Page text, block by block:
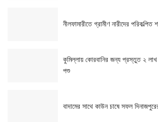
নীলফামারীতে গ্রামীণ নারীদের পরিকল্পিত
কুমিল্লায় কোরবানির জন্য প্রস্তুত ২ লাখ
পশু
বাদামের সাথে কাউন চাষে সফল